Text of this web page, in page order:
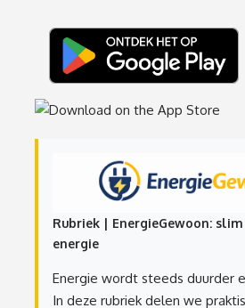
Rubriek | EnergieGewoon:
energie
Energie wordt steeds duurder
In deze rubriek delen we